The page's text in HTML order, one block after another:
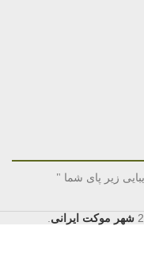
زیر پای شما "
شهر موکت ایرانی